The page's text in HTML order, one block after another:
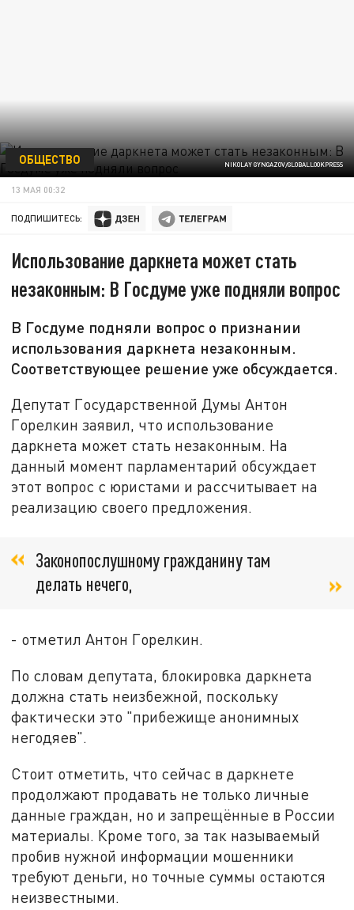
NIKOLAY GYNGAZOV/GLOBALLOOKPRESS
ОБЩЕСТВО
13 МАЯ 00:32
ПОДПИШИТЕСЬ:
Использование даркнета может стать
незаконным: В Госдуме уже подняли вопрос
В Госдуме подняли вопрос о признании
использования даркнета незаконным.
Соответствующее решение уже обсуждается.
Депутат Государственной Думы Антон
Горелкин заявил, что использование
даркнета может стать незаконным. На
данный момент парламентарий обсуждает
этот вопрос с юристами и рассчитывает на
реализацию своего предложения.
Законопослушному гражданину там
делать нечего,
- отметил Антон Горелкин.
По словам депутата, блокировка даркнета
должна стать неизбежной, поскольку
фактически это "прибежище анонимных
негодяев".
Стоит отметить, что сейчас в даркнете
продолжают продавать не только личные
данные граждан, но и запрещённые в России
материалы. Кроме того, за так называемый
пробив нужной информации мошенники
требуют деньги, но точные суммы остаются
неизвестными.